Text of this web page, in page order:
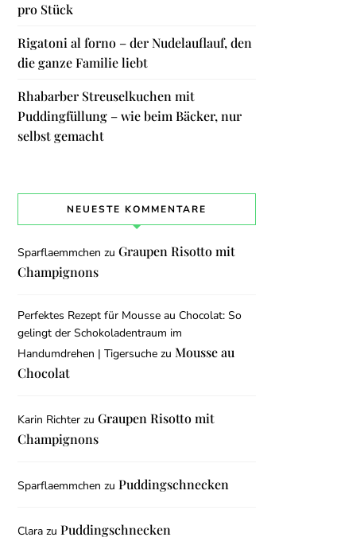
pro Stück
Rigatoni al forno – der Nudelauflauf, den
die ganze Familie liebt
Rhabarber Streuselkuchen mit
Puddingfüllung – wie beim Bäcker, nur
selbst gemacht
NEUESTE KOMMENTARE
Sparflaemmchen zu Graupen Risotto mit
Champignons
Perfektes Rezept für Mousse au Chocolat: So
gelingt der Schokoladentraum im
Handumdrehen | Tigersuche zu Mousse au
Chocolat
Karin Richter zu Graupen Risotto mit
Champignons
Sparflaemmchen zu Puddingschnecken
Clara zu Puddingschnecken